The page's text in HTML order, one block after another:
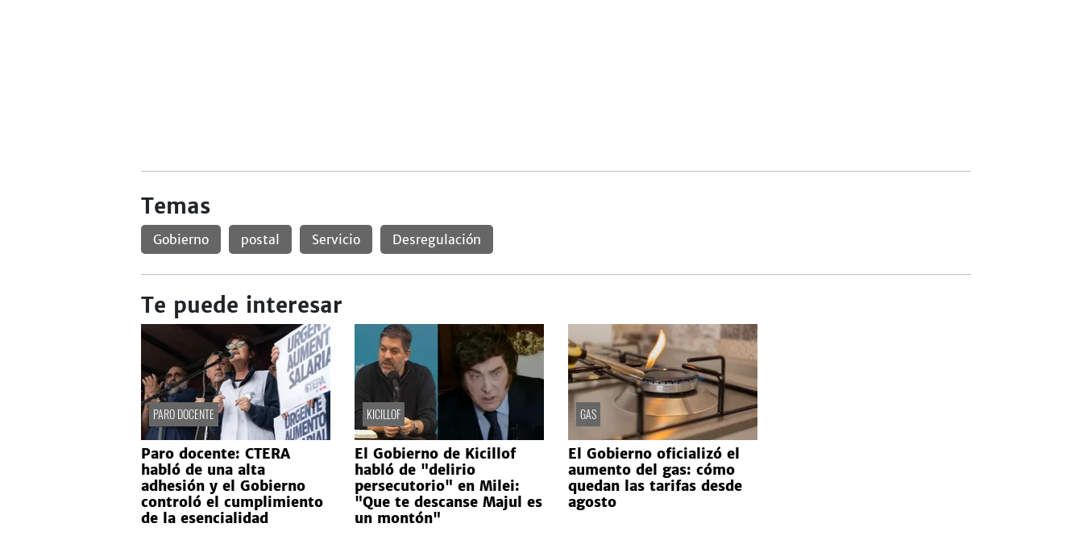
Temas
Gobierno postal Servicio Desregulación
Te puede interesar
PARO DOCENTE
Paro docente: CTERA
habló de una alta
adhesión y el Gobierno
controló el cumplimiento
de la esencialidad
KICILLOF
El Gobierno de Kicillof
habló de "delirio
persecutorio" en Milei:
"Que te descanse Majul es
un montón"
GAS
El Gobierno oficializó el
aumento del gas: cómo
quedan las tarifas desde
agosto